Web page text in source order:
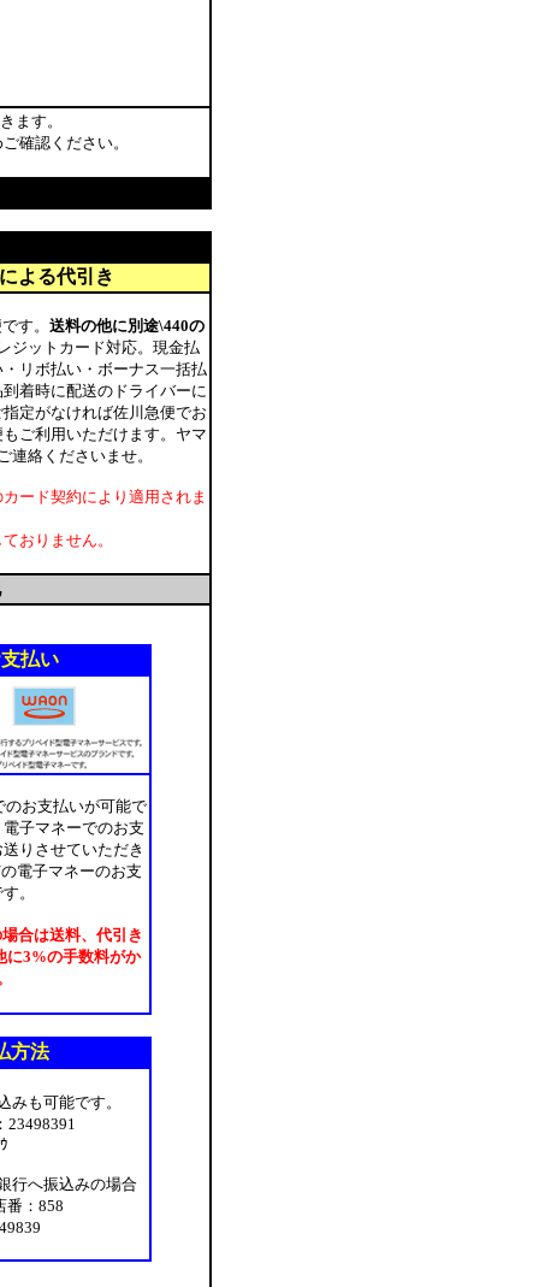
ます。
確認ください。
よる代引き
す。 送料の他に別途\440の
ジットカード対応。現金払
リボ払い・ボーナス一括払
着時に配送のドライバーに
定がなければ佐川急便でお
ご利用いただけます。ヤマ
連絡くださいませ。
ード契約により適用されま
おりません。
払い
のお支払いが可能で
子マネーでのお支
りさせていただき
電子マネーのお支
。
合は送料、代引き
に3%の手数料がか
方法
も可能です。
23498391
行へ振込みの場合
：858